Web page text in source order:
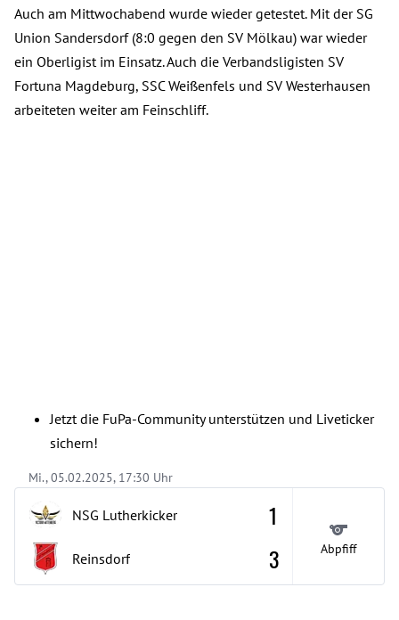
Auch am Mittwochabend wurde wieder getestet. Mit der SG
Union Sandersdorf (8:0 gegen den SV Mölkau) war wieder
ein Oberligist im Einsatz. Auch die Verbandsligisten SV
Fortuna Magdeburg, SSC Weißenfels und SV Westerhausen
arbeiteten weiter am Feinschliff.
Jetzt die FuPa-Community unterstützen und Liveticker
sichern!
Mi., 05.02.2025, 17:30 Uhr
NSG Lutherkicker
Reinsdorf
1
3
Abpfiff